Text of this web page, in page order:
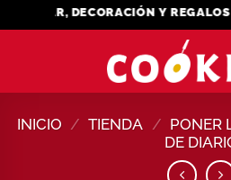
al
DECORACIÓN Y REGALOS
INICIO / TIENDA / PONER
DE